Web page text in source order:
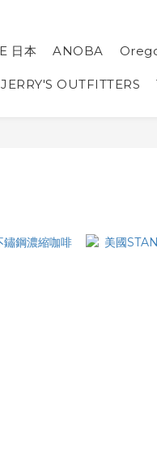
日本 ANOBA
JERRY'S OUTFITTERS